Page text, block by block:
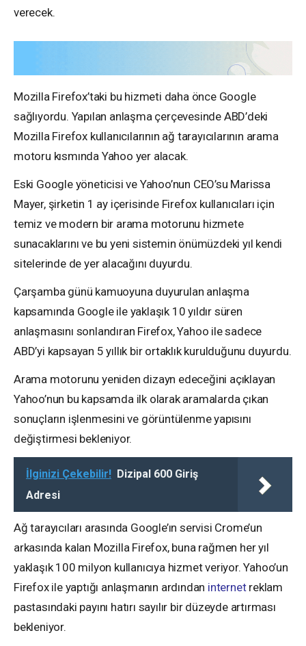
verecek.
Mozilla Firefox’taki bu hizmeti daha önce Google
sağlıyordu. Yapılan anlaşma çerçevesinde ABD’deki
Mozilla Firefox kullanıcılarının ağ tarayıcılarının arama
motoru kısmında Yahoo yer alacak.
Eski Google yöneticisi ve Yahoo’nun CEO’su Marissa
Mayer, şirketin 1 ay içerisinde Firefox kullanıcıları için
temiz ve modern bir arama motorunu hizmete
sunacaklarını ve bu yeni sistemin önümüzdeki yıl kendi
sitelerinde de yer alacağını duyurdu.
Çarşamba günü kamuoyuna duyurulan anlaşma
kapsamında Google ile yaklaşık 10 yıldır süren
anlaşmasını sonlandıran Firefox, Yahoo ile sadece
ABD’yi kapsayan 5 yıllık bir ortaklık kurulduğunu duyurdu.
Arama motorunu yeniden dizayn edeceğini açıklayan
Yahoo’nun bu kapsamda ilk olarak aramalarda çıkan
sonuçların işlenmesini ve görüntülenme yapısını
değiştirmesi bekleniyor.
İlginizi Çekebilir! Dizipal 600 Giriş
Adresi
Ağ tarayıcıları arasında Google’ın servisi Crome’un
arkasında kalan Mozilla Firefox, buna rağmen her yıl
yaklaşık 100 milyon kullanıcıya hizmet veriyor. Yahoo’un
Firefox ile yaptığı anlaşmanın ardından internetreklam
pastasındaki payını hatırı sayılır bir düzeyde artırması
bekleniyor.